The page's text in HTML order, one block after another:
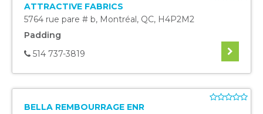
ATTRACTIVE FABRICS
5764 rue pare # b, Montréal, QC, H4P2M2
Padding
514 737-3819
BELLA REMBOURRAGE ENR